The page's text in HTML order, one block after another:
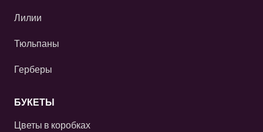
Лилии
Тюльпаны
Герберы
БУКЕТЫ
Цветы в коробках